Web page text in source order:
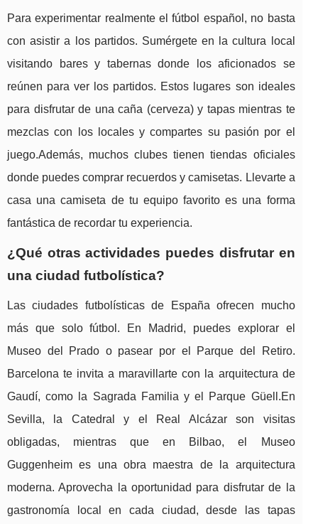
Para experimentar realmente el fútbol español, no basta
con asistir a los partidos. Sumérgete en la cultura local
visitando bares y tabernas donde los aficionados se
reúnen para ver los partidos. Estos lugares son ideales
para disfrutar de una caña (cerveza) y tapas mientras te
mezclas con los locales y compartes su pasión por el
juego.Además, muchos clubes tienen tiendas oficiales
donde puedes comprar recuerdos y camisetas. Llevarte a
casa una camiseta de tu equipo favorito es una forma
fantástica de recordar tu experiencia.
¿Qué otras actividades puedes disfrutar en
una ciudad futbolística?
Las ciudades futbolísticas de España ofrecen mucho
más que solo fútbol. En Madrid, puedes explorar el
Museo del Prado o pasear por el Parque del Retiro.
Barcelona te invita a maravillarte con la arquitectura de
Gaudí, como la Sagrada Familia y el Parque Güell.En
Sevilla, la Catedral y el Real Alcázar son visitas
obligadas, mientras que en Bilbao, el Museo
Guggenheim es una obra maestra de la arquitectura
moderna. Aprovecha la oportunidad para disfrutar de la
gastronomía local en cada ciudad, desde las tapas